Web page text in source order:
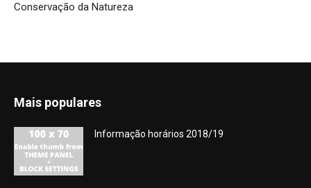
Conservação da Natureza
Mais populares
Informação horários 2018/19